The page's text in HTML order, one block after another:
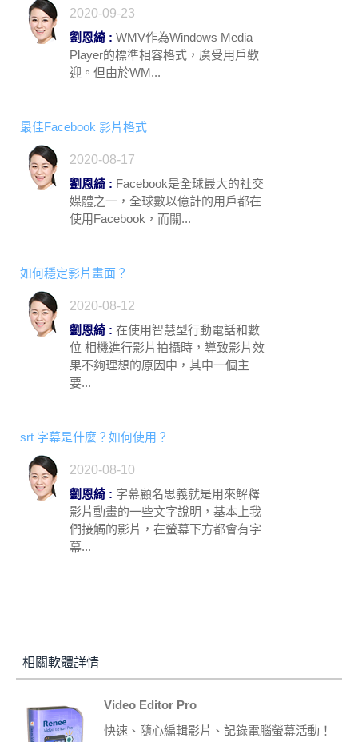
2020-09-23
劉恩綺 : WMV作為Windows Media
Player的標準相容格式，廣受用戶歡
迎。但由於WM...
最佳Facebook 影片格式
2020-08-17
劉恩綺 : Facebook是全球最大的社交
媒體之一，全球數以億計的用戶都在
使用Facebook，而關...
如何穩定影片畫面？
2020-08-12
劉恩綺 : 在使用智慧型行動電話和數
位 相機進行影片拍攝時，導致影片效
果不夠理想的原因中，其中一個主
要...
srt 字幕是什麼？如何使用？
2020-08-10
劉恩綺 : 字幕顧名思義就是用來解釋
影片動畫的一些文字說明，基本上我
們接觸的影片，在螢幕下方都會有字
幕...
相關軟體詳情
Video Editor Pro
快速、隨心編輯影片、記錄電腦螢幕活動！